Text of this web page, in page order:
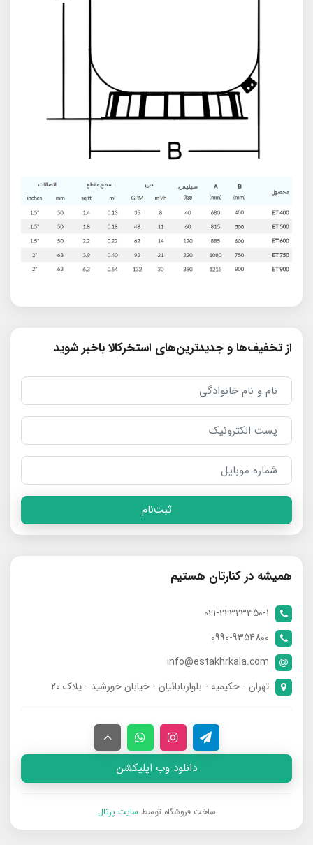
از تخفیف‌ها و جدیدترین‌های استخرکالا باخبر شوید
ثبت‌نام
همیشه در کنارتان هستیم
021-22323350-1
0990-9354800
info@estakhrkala.com
تهران - حکیمیه - بلواربابائیان - خیابان خورشید - پلاک ۲۰
دانلود وب اپلیکشن
ساخت فروشگاه توسط سایت پرتال